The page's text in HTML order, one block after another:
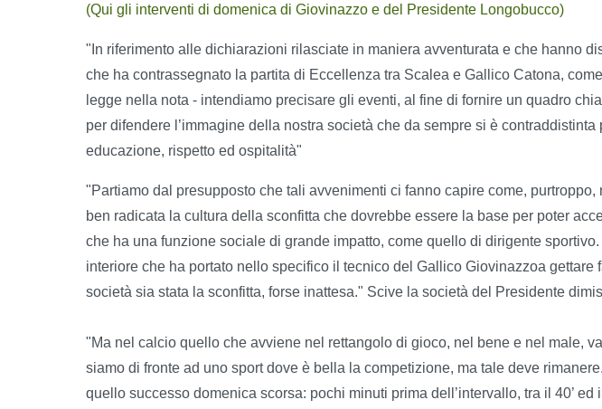
(Qui gli interventi di domenica di Giovinazzo e del Presidente Longobucco)
"In riferimento alle dichiarazioni rilasciate in maniera avventurata e che hanno
che ha contrassegnato la partita di Eccellenza tra Scalea e Gallico Catona,
legge nella nota - intendiamo precisare gli eventi, al fine di fornire un quadro
per difendere l’immagine della nostra società che da sempre si è contraddistinta
educazione, rispetto ed ospitalità"
"Partiamo dal presupposto che tali avvenimenti ci fanno capire come, purtroppo,
ben radicata la cultura della sconfitta che dovrebbe essere la base per poter
che ha una funzione sociale di grande impatto, come quello di dirigente sportivo.
interiore che ha portato nello specifico il tecnico del Gallico Giovinazzoa gettare
società sia stata la sconfitta, forse inattesa." Scive la società del Presidente
"Ma nel calcio quello che avviene nel rettangolo di gioco, nel bene e nel male,
siamo di fronte ad uno sport dove è bella la competizione, ma tale deve
quello successo domenica scorsa: pochi minuti prima dell’intervallo, tra il 40’ ed